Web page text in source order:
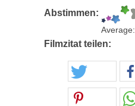
Abstimmen:
Average:
Filmzitat teilen: